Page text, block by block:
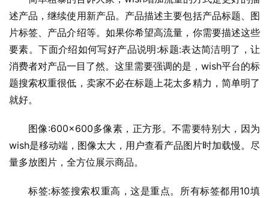
述产品，继续使用新产品。产品描述主要包括产品标题、图
片标签、产品介绍等。如果你希望高流量，你需要描述这些
要素。下面介绍如何写好产品说明:标题:表达简洁明了，让
消费者对产品一目了然。这里需要强调的是，wish平台的标
题搜索权重很低，卖家不必在标题上花太多精力，简单明了
就好。
图像:600×600多像素，正方形。不需要特别大，因为
wish是移动端，图像太大，用户查看产品图片时加载慢。尽
量多放图片，全方位展示商品。
标签:标签搜索权重高，这是重点。所有标签都用10填